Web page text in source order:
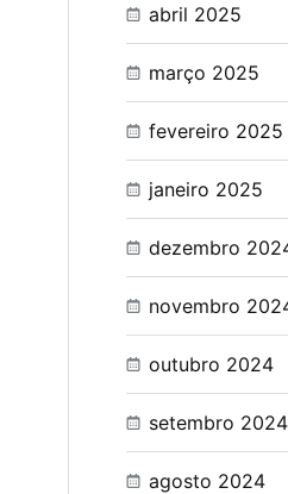
abril 2025
março 2025
fevereiro 2025
janeiro 2025
dezembro
novembro
outubro 2024
setembro 2024
agosto 2024